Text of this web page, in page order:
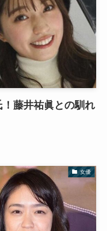
！藤井祐眞との馴れ
女優